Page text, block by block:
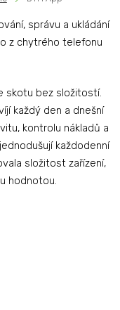
správu a ukládání
z chytrého telefonu
skotu bez složitostí.
každý den a dnešní
kontrolu nákladů a
každodenní
složitost zařízení,
hodnotou.